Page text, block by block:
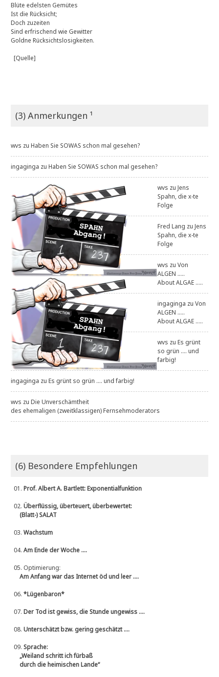
Blüte edelsten Gemütes
Ist die Rücksicht;
Doch zuzeiten
Sind erfrischend wie Gewitter
Goldne Rücksichtslosigkeiten.
[Quelle]
(3) Anmerkungen ¹
wvs zuHaben Sie SOWAS schon mal gesehen?
ingaginga zuHaben Sie SOWAS schon mal gesehen?
wvs zuJens
Spahn, die x-te
Folge
Fred Lang zuJens
Spahn, die x-te
Folge
wvs zuVon
ALGEN .....
About ALGAE .....
ingaginga zuVon
ALGEN .....
About ALGAE .....
wvs zuEs grünt
so grün .... und
farbig!
ingaginga zuEs grünt so grün .... und farbig!
wvs zuDie Unverschämtheit
des ehemaligen (zweitklassigen) Fernsehmoderators
(6) Besondere Empfehlungen
01.Prof. Albert A. Bartlett: Exponentialfunktion
02.Überflüssig, überteuert, überbewertet:
(Blatt-) SALAT
03.Wachstum
04.Am Ende der Woche ....
05. Optimierung:
Am Anfang war das Internet öd und leer ....
06.*Lügenbaron*
07.Der Tod ist gewiss, die Stunde ungewiss ....
08.Unterschätzt bzw. gering geschätzt ....
09.Sprache:
„Weiland schritt ich fürbaß
durch die heimischen Lande“